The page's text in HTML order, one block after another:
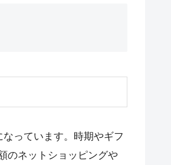
っています。時期やギフ
のネットショッピングや